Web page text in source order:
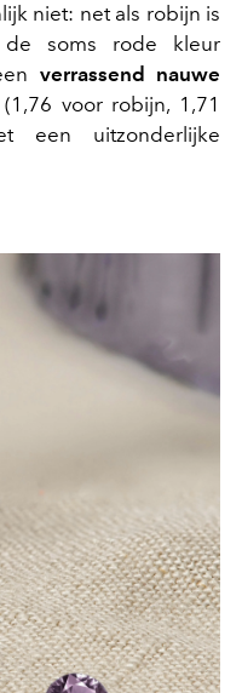
niet: net als robijn is
de soms rode kleur
verrassend nauwe
(1,76 voor robijn, 1,71
een uitzonderlijke